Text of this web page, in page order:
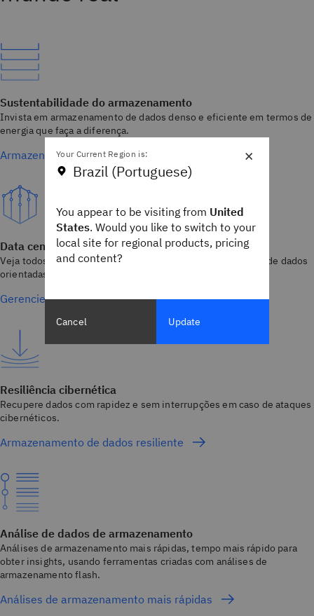
Sustentabilidade do armazenamento
Invista em armazenamento de dados denso e eficiente em termos de
energia que faça a diferença.
Armazenamento que faz a diferença
Data center sem supervisão
Veja todos os seus dados em um só lugar e utilize camadas de dados
orientadas por IA.
Gerencie todos os dados em um só lugar
Resiliência cibernética
Recupere dados com rapidez e sem interrupções em caso de ataques
cibernéticos.
Armazenamento de dados resiliente
Análise de dados de armazenamento
Análises de armazenamento mais rápidas, tempo mais rápido para
obter insights, usando ferramentas criadas com análises de
armazenamento flash.
Análises de armazenamento mais rápidas
×
Your Current Region is:
Brazil (Portuguese)
You appear to be visiting from United
States. Would you like to switch to your
local site for regional products, pricing
and content?
Cancel Update